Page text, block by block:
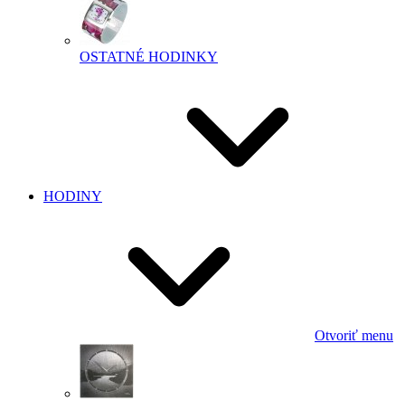
OSTATNÉ HODINKY
HODINY
Otvoriť menu